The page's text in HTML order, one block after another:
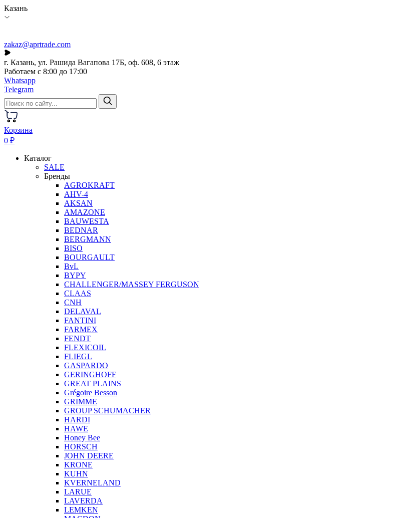
Казань
zakaz@aprtrade.com
г. Казань, ул. Рашида Вагапова 17Б, оф. 608, 6 этаж
Работаем с 8:00 до 17:00
Whatsapp
Telegram
Корзина
0 ₽
Каталог
SALE
Бренды
AGROKRAFT
AHV-4
AKSAN
AMAZONE
BAUWESTA
BEDNAR
BERGMANN
BISO
BOURGAULT
BvL
BYPY
CHALLENGER/MASSEY FERGUSON
CLAAS
CNH
DELAVAL
FANTINI
FARMEX
FENDT
FLEXICOIL
FLIEGL
GASPARDO
GERINGHOFF
GREAT PLAINS
Grégoire Besson
GRIMME
GROUP SCHUMACHER
HARDI
HAWE
Honey Bee
HORSCH
JOHN DEERE
KRONE
KUHN
KVERNELAND
LARUE
LAVERDA
LEMKEN